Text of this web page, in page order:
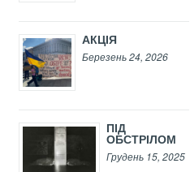
АКЦІЯ
Березень 24, 2026
ПІД
ОБСТРІЛОМ
Грудень 15, 2025